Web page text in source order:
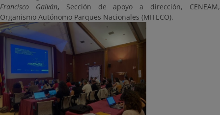
Francisco Galván, Sección de apoyo a dirección, CENEAM,
Organismo Autónomo Parques Nacionales (MITECO).